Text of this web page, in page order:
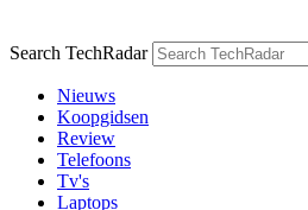
Search TechRadar
Nieuws
Koopgidsen
Review
Telefoons
Tv's
Laptops